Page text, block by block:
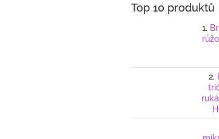
Top 10 produktů